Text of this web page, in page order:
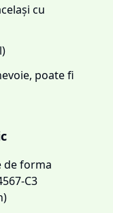
cu
poate fi
de forma
C3